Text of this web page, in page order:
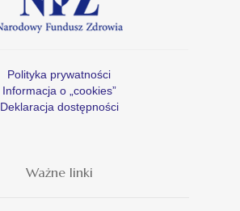
Polityka prywatności
Informacja o „cookies”
Deklaracja dostępności
Ważne linki